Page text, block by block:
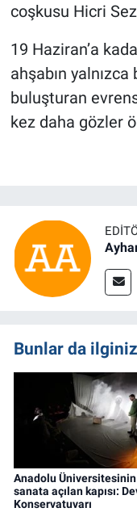
coşkusu Hicri
19 Haziran’a
ahşabın
buluşturan
kez daha gözler
Bunlar da
Anadolu Üniversitesinin
sanata açılan kapısı:
Konservatuvarı